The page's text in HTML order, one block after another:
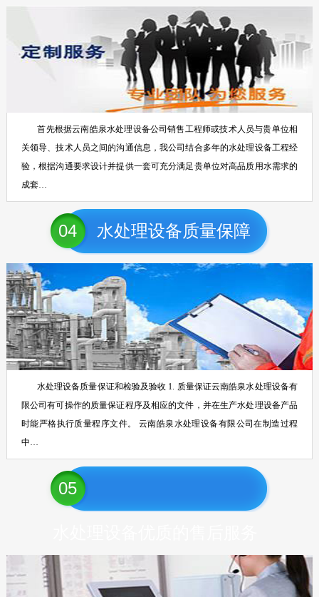
首先根据云南皓泉水处理设备公司销售工程师或技术人员与贵单位相
关领导、技术人员之间的沟通信息，我公司结合多年的水处理设备工程经
验，根据沟通要求设计并提供一套可充分满足贵单位对高品质用水需求的
成套…
04 水处理设备质量保障
水处理设备质量保证和检验及验收 1. 质量保证云南皓泉水处理设备有
限公司有可操作的质量保证程序及相应的文件，并在生产水处理设备产品
时能严格执行质量程序文件。 云南皓泉水处理设备有限公司在制造过程
中…
05